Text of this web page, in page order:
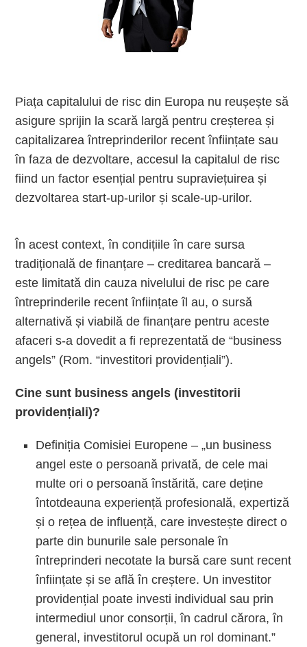
Piața capitalului de risc din Europa nu reușește să
asigure sprijin la scară largă pentru creșterea și
capitalizarea întreprinderilor recent înființate sau
în faza de dezvoltare, accesul la capitalul de risc
fiind un factor esențial pentru supraviețuirea și
dezvoltarea start-up-urilor și scale-up-urilor.
În acest context, în condițiile în care sursa
tradițională de finanțare – creditarea bancară –
este limitată din cauza nivelului de risc pe care
întreprinderile recent înființate îl au, o sursă
alternativă și viabilă de finanțare pentru aceste
afaceri s-a dovedit a fi reprezentată de “business
angels” (Rom. “investitori providențiali”).
Cine sunt business angels (investitorii
providențiali)?
Definiția Comisiei Europene –„un business
angel este o persoană privată, de cele mai
multe ori o persoană înstărită, care deține
întotdeauna experiență profesională, expertiză
și o rețea de influență, care investește direct o
parte din bunurile sale personale în
întreprinderi necotate la bursă care sunt recent
înființate și se află în creștere. Un investitor
providențial poate investi individual sau prin
intermediul unor consorții, în cadrul cărora, în
general, investitorul ocupă un rol dominant.”